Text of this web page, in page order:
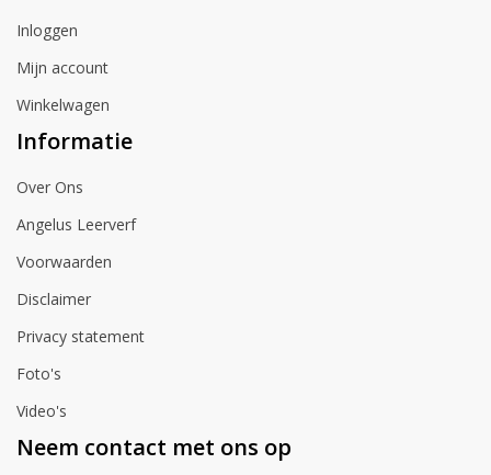
Inloggen
Mijn account
Winkelwagen
Informatie
Over Ons
Angelus Leerverf
Voorwaarden
Disclaimer
Privacy statement
Foto's
Video's
Neem contact met ons op